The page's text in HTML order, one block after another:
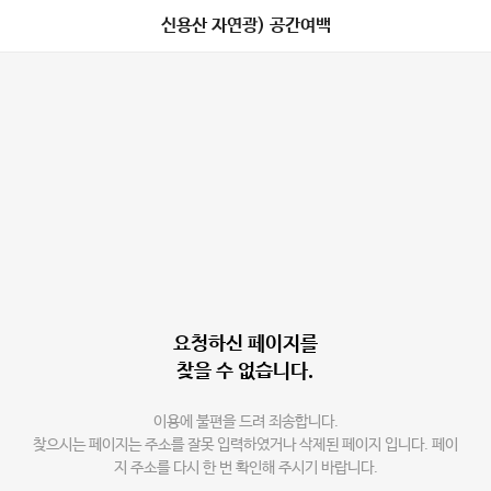
신용산 자연광) 공간여백
요청하신 페이지를
찾을 수 없습니다.
이용에 불편을 드려 죄송합니다.
찾으시는 페이지는 주소를 잘못 입력하였거나 삭제된 페이지 입니다. 페이
지 주소를 다시 한 번 확인해 주시기 바랍니다.